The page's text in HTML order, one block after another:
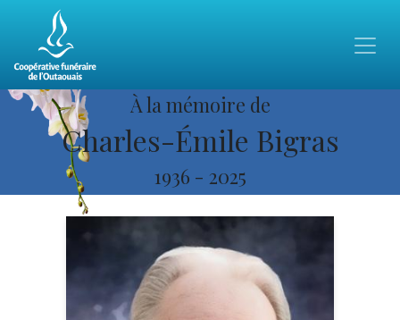
À la mémoire de
Charles-Émile Bigras
1936 - 2025